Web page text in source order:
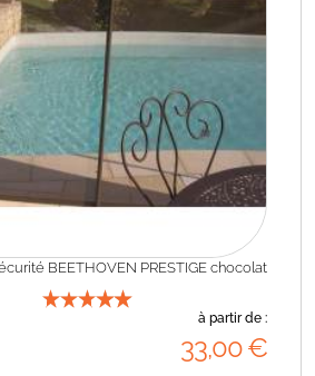
BEETHOVEN PRESTIGE chocolat
à partir de :
33,00€